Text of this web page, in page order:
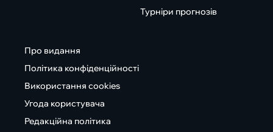
Турніри прогнозів
Про видання
Політика конфіденційності
Використання cookies
Угода користувача
Редакційна політика